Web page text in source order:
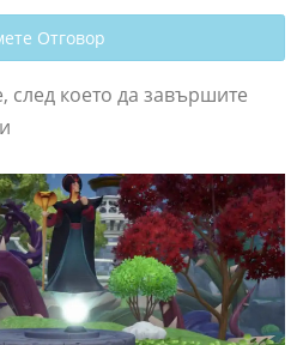
Отговор
след което да завършите